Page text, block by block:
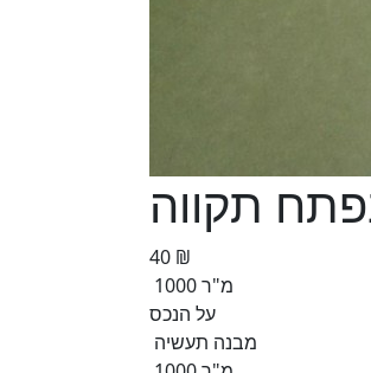
תקווה
40 ₪
1000 מ"ר
על הנכס
מבנה תעשיה